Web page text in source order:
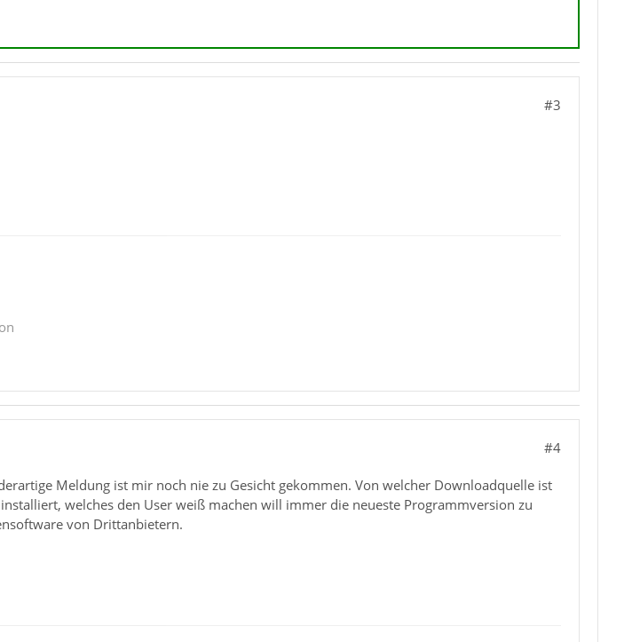
#3
#4
Meldung ist mir noch nie zu Gesicht gekommen. Von welcher Downloadquelle ist
welches den User weiß machen will immer die neueste Programmversion zu
von Drittanbietern.